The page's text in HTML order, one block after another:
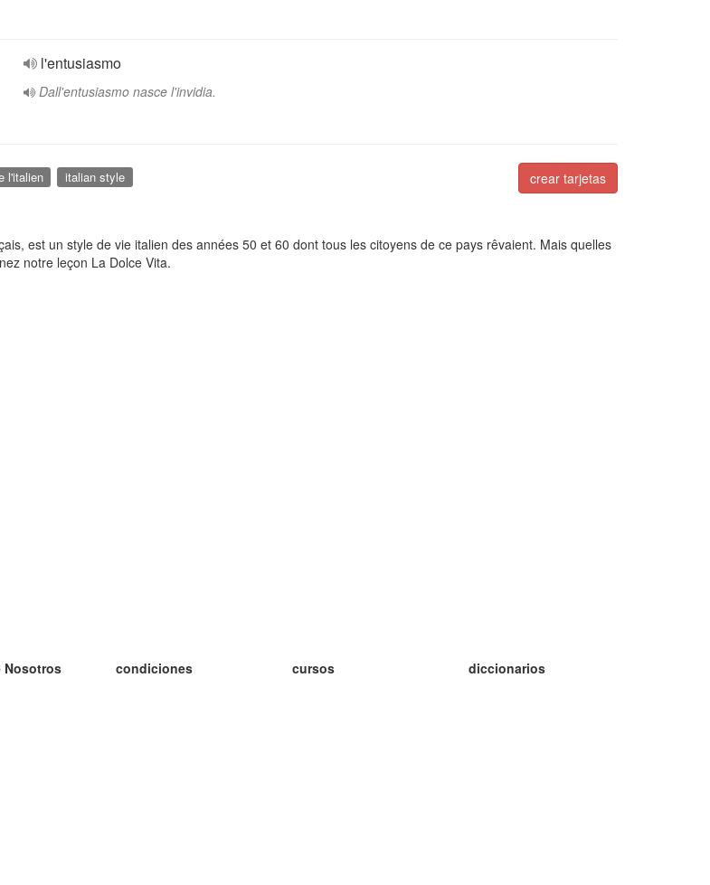
l'entusiasmo
Dall'entusiasmo nasce l'invidia.
crear tarjetas
l'italien italian style
est un style de vie italien des années 50 et 60 dont tous les citoyens de ce pays rêvaient. Mais quelles
notre leçon La Dolce Vita.
Nosotros
condiciones
cursos
diccionarios